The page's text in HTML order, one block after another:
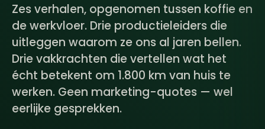
Zes verhalen, opgenomen tussen koffie en
de werkvloer. Drie productieleiders die
uitleggen waarom ze ons al jaren bellen.
Drie vakkrachten die vertellen wat het
écht betekent om 1.800 km van huis te
werken. Geen marketing-quotes — wel
eerlijke gesprekken.